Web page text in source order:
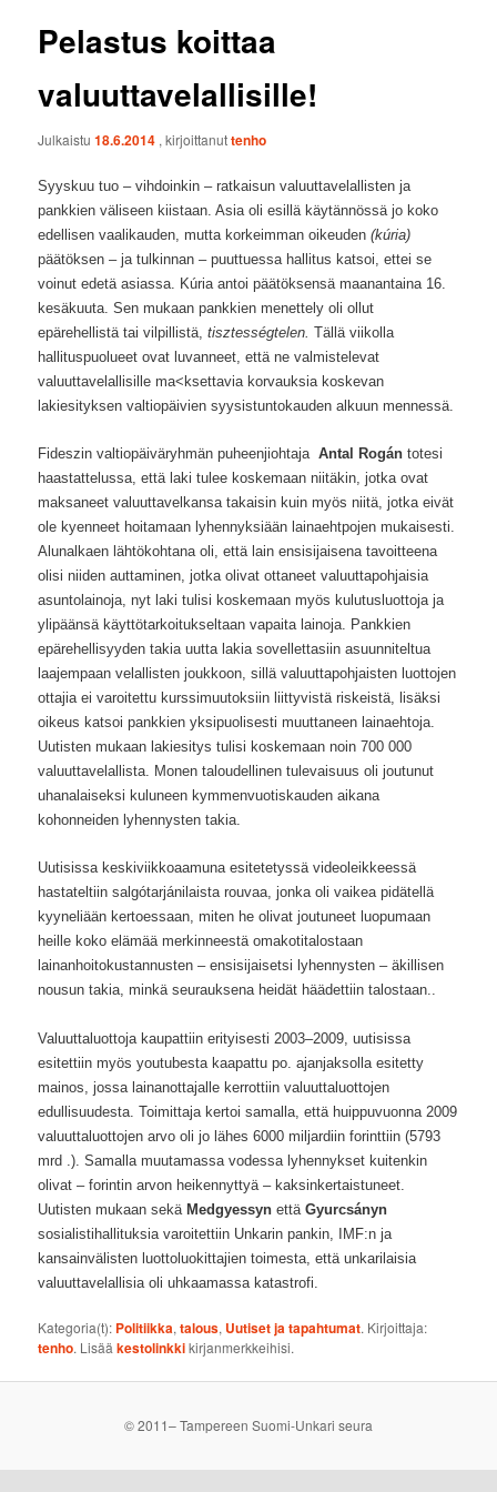
Pelastus koittaa
valuuttavelallisille!
Julkaistu18.6.2014 , kirjoittanuttenho
Syyskuu tuo – vihdoinkin – ratkaisun valuuttavelallisten ja
pankkien väliseen kiistaan. Asia oli esillä käytännössä jo koko
edellisen vaalikauden, mutta korkeimman oikeuden(kúria)
päätöksen – ja tulkinnan – puuttuessa hallitus katsoi, ettei se
voinut edetä asiassa. Kúria antoi päätöksensä maanantaina 16.
kesäkuuta. Sen mukaan pankkien menettely oli ollut
epärehellistä tai vilpillistä,tisztességtelen. Tällä viikolla
hallituspuolueet ovat luvanneet, että ne valmistelevat
valuuttavelallisille ma<ksettavia korvauksia koskevan
lakiesityksen valtiopäivien syysistuntokauden alkuun mennessä.
Fideszin valtiopäiväryhmän puheenjiohtajaAntal Rogán totesi
haastattelussa, että laki tulee koskemaan niitäkin, jotka ovat
maksaneet valuuttavelkansa takaisin kuin myös niitä, jotka eivät
ole kyenneet hoitamaan lyhennyksiään lainaehtpojen mukaisesti.
Alunalkaen lähtökohtana oli, että lain ensisijaisena tavoitteena
olisi niiden auttaminen, jotka olivat ottaneet valuuttapohjaisia
asuntolainoja, nyt laki tulisi koskemaan myös kulutusluottoja ja
ylipäänsä käyttötarkoitukseltaan vapaita lainoja. Pankkien
epärehellisyyden takia uutta lakia sovellettasiin asuunniteltua
laajempaan velallisten joukkoon, sillä valuuttapohjaisten luottojen
ottajia ei varoitettu kurssimuutoksiin liittyvistä riskeistä, lisäksi
oikeus katsoi pankkien yksipuolisesti muuttaneen lainaehtoja.
Uutisten mukaan lakiesitys tulisi koskemaan noin 700 000
valuuttavelallista. Monen taloudellinen tulevaisuus oli joutunut
uhanalaiseksi kuluneen kymmenvuotiskauden aikana
kohonneiden lyhennysten takia.
Uutisissa keskiviikkoaamuna esitetetyssä videoleikkeessä
hastateltiin salgótarjánilaista rouvaa, jonka oli vaikea pidätellä
kyyneliään kertoessaan, miten he olivat joutuneet luopumaan
heille koko elämää merkinneestä omakotitalostaan
lainanhoitokustannusten – ensisijaisetsi lyhennysten – äkillisen
nousun takia, minkä seurauksena heidät häädettiin talostaan..
Valuuttaluottoja kaupattiin erityisesti 2003–2009, uutisissa
esitettiin myös youtubesta kaapattu po. ajanjaksolla esitetty
mainos, jossa lainanottajalle kerrottiin valuuttaluottojen
edullisuudesta. Toimittaja kertoi samalla, että huippuvuonna 2009
valuuttaluottojen arvo oli jo lähes 6000 miljardiin forinttiin (5793
mrd .). Samalla muutamassa vodessa lyhennykset kuitenkin
olivat – forintin arvon heikennyttyä – kaksinkertaistuneet.
Uutisten mukaan sekäMedgyessyn ettäGyurcsányn
sosialistihallituksia varoitettiin Unkarin pankin, IMF:n ja
kansainvälisten luottoluokittajien toimesta, että unkarilaisia
valuuttavelallisia oli uhkaamassa katastrofi.
Kategoria(t): Politiikka,talous, Uutiset ja tapahtumat. Kirjoittaja:
tenho. Lisääkestolinkkikirjanmerkkeihisi.
© 2011– Tampereen Suomi-Unkari seura